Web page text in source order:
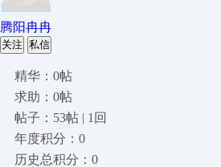
腾阳冉冉
关注 私信
精华：0帖
求助：0帖
帖子：53帖 | 1回
年度积分：0
历史总积分：0